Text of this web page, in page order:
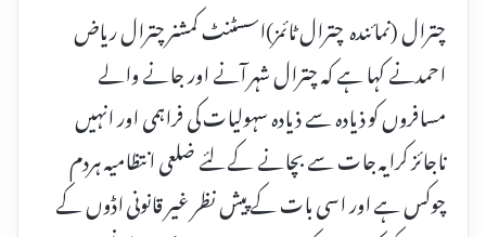
چترال (نمائندہ چترال ٹائمز)اسسٹنٹ کمشنر چترال ریاض
احمدنے کہا ہے کہ چترال شہر آنے اور جانے والے
مسافروں کو ذیادہ سے ذیادہ سہولیات کی فراہمی اور انہیں
ناجائز کرایہ جات سے بچانے کے لئے ضلعی انتظامیہ ہردم
چوکس ہے اور اسی بات کے پیش نظر غیر قانونی اڈوں کے